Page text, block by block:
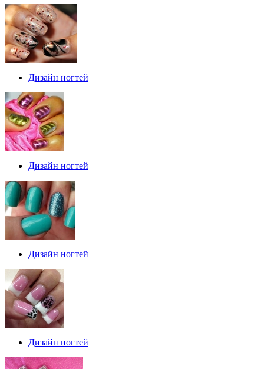
Дизайн ногтей
Дизайн ногтей
Дизайн ногтей
Дизайн ногтей